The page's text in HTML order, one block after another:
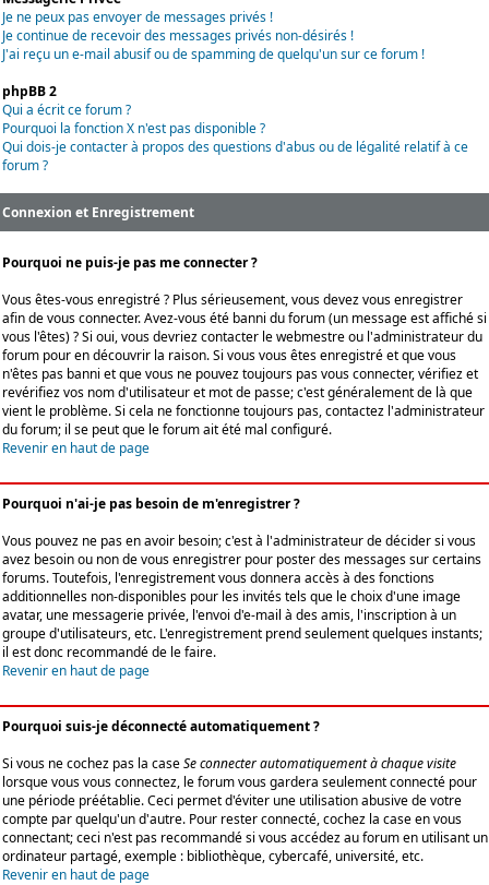
Je ne peux pas envoyer de messages privés !
Je continue de recevoir des messages privés non-désirés !
J'ai reçu un e-mail abusif ou de spamming de quelqu'un sur ce forum !
phpBB 2
Qui a écrit ce forum ?
Pourquoi la fonction X n'est pas disponible ?
Qui dois-je contacter à propos des questions d'abus ou de légalité relatif à ce
forum ?
Connexion et Enregistrement
Pourquoi ne puis-je pas me connecter ?
Vous êtes-vous enregistré ? Plus sérieusement, vous devez vous enregistrer
afin de vous connecter. Avez-vous été banni du forum (un message est affiché si
vous l'êtes) ? Si oui, vous devriez contacter le webmestre ou l'administrateur du
forum pour en découvrir la raison. Si vous vous êtes enregistré et que vous
n'êtes pas banni et que vous ne pouvez toujours pas vous connecter, vérifiez et
revérifiez vos nom d'utilisateur et mot de passe; c'est généralement de là que
vient le problème. Si cela ne fonctionne toujours pas, contactez l'administrateur
du forum; il se peut que le forum ait été mal configuré.
Revenir en haut de page
Pourquoi n'ai-je pas besoin de m'enregistrer ?
Vous pouvez ne pas en avoir besoin; c'est à l'administrateur de décider si vous
avez besoin ou non de vous enregistrer pour poster des messages sur certains
forums. Toutefois, l'enregistrement vous donnera accès à des fonctions
additionnelles non-disponibles pour les invités tels que le choix d'une image
avatar, une messagerie privée, l'envoi d'e-mail à des amis, l'inscription à un
groupe d'utilisateurs, etc. L'enregistrement prend seulement quelques instants;
il est donc recommandé de le faire.
Revenir en haut de page
Pourquoi suis-je déconnecté automatiquement ?
Si vous ne cochez pas la caseSe connecter automatiquement à chaque visite
lorsque vous vous connectez, le forum vous gardera seulement connecté pour
une période préétablie. Ceci permet d'éviter une utilisation abusive de votre
compte par quelqu'un d'autre. Pour rester connecté, cochez la case en vous
connectant; ceci n'est pas recommandé si vous accédez au forum en utilisant un
ordinateur partagé, exemple : bibliothèque, cybercafé, université, etc.
Revenir en haut de page